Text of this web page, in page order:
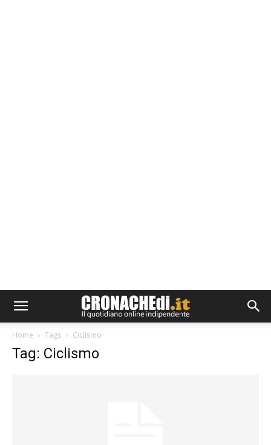
Home Tags Ciclismo
Tag: Ciclismo